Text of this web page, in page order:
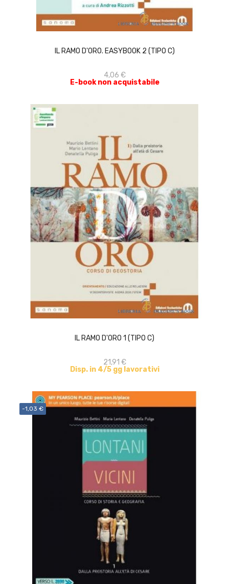
IL RAMO D'ORO. EASYBOOK 2 (TIPO C)
4,06 €
E-book non acquistabile
ACQUISTA
IL RAMO D'ORO 1 (TIPO C)
21,91 €
Disp. in 4/5 gg lavorativi
ACQUISTA
-1,03 €